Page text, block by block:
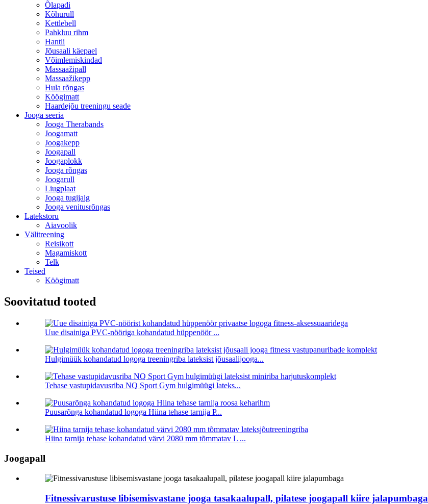
Õlapadi
Kõhurull
Kettlebell
Pahkluu rihm
Hantli
Jõusaali käepael
Võimlemiskindad
Massaažipall
Massaažikepp
Hula rõngas
Köögimatt
Haardejõu treeningu seade
Jooga seeria
Jooga Therabands
Joogamatt
Joogakepp
Joogapall
Joogaplokk
Jooga rõngas
Joogarull
Liugplaat
Jooga tugijalg
Jooga venitusrõngas
Latekstoru
Aiavoolik
Välitreening
Reisikott
Magamiskott
Telk
Teised
Köögimatt
Soovitatud tooted
Uue disainiga PVC-nööriga kohandatud hüppenöör ...
Hulgimüük kohandatud logoga treeningriba lateksist jõusaalijooga...
Tehase vastupidavusriba NQ Sport Gym hulgimüügi lateks...
Puusarõnga kohandatud logoga Hiina tehase tarnija P...
Hiina tarnija tehase kohandatud värvi 2080 mm tõmmatav L ...
Joogapall
Fitnessivarustuse libisemisvastane jooga tasakaalupall, pilatese joogapall kiire jalapumbaga